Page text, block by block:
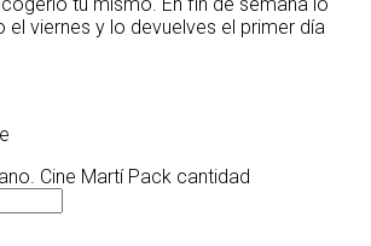
el viernes y lo devuelves el primer día
Cine Martí Pack cantidad